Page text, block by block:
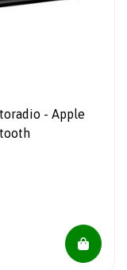
- Apple
- Usb - Bluetooth